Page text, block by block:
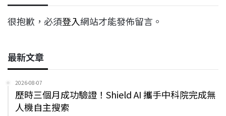
很抱歉，必須登入網站才能發佈留言。
最新文章
2026-08-07
歷時三個月成功驗證！Shield AI 攜手中科院完成無
人機自主搜索